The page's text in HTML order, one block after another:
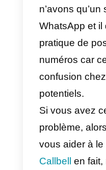
vos
Vous
fait
minutes,
logo de